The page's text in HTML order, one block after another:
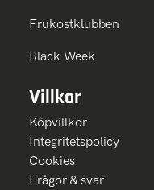
Frukostklubben
Black Week
Villkor
Köpvillkor
Integritetspolicy
Cookies
Frågor & svar